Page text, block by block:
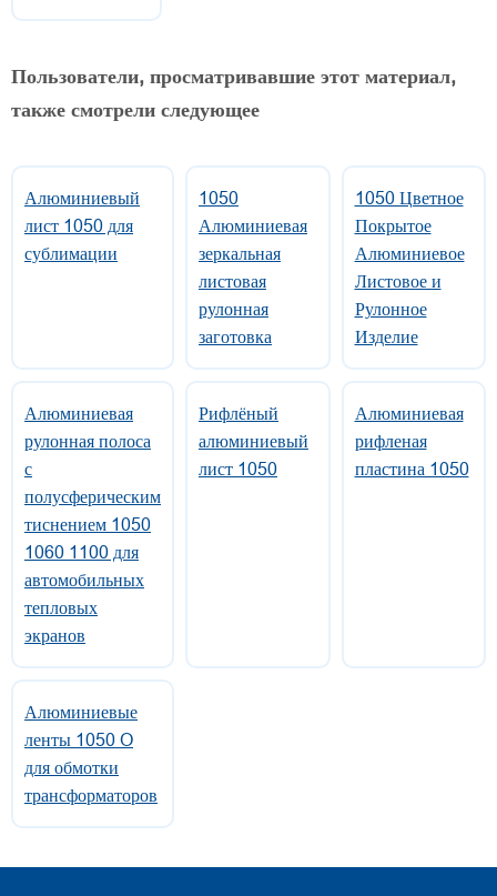
Пользователи, просматривавшие этот материал,
также смотрели следующее
Алюминиевый
лист 1050 для
сублимации
1050
Алюминиевая
зеркальная
листовая
рулонная
заготовка
1050 Цветное
Покрытое
Алюминиевое
Листовое и
Рулонное
Изделие
Алюминиевая
рулонная полоса
с
полусферическим
тиснением 1050
1060 1100 для
автомобильных
тепловых
экранов
Рифлёный
алюминиевый
лист 1050
Алюминиевая
рифленая
пластина 1050
Алюминиевые
ленты 1050 O
для обмотки
трансформаторов